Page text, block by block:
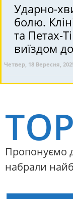
Ударно-
болю.
та Петах-
виїздом
Четвер, 18 Вересня,
Пропонуємо
набрали